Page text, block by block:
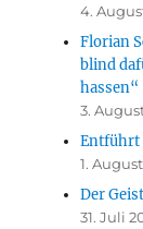
4.
Florian
blind
hassen“
3.
Entführt
1.
Der
31. Juli